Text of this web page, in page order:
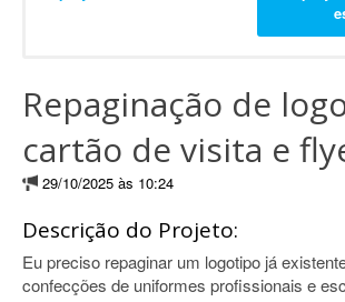
Repaginação de
cartão de visita e
29/10/2025 às 10:24
Descrição do Projeto:
Eu preciso repaginar um logotipo já
confecções de uniformes profissionais e